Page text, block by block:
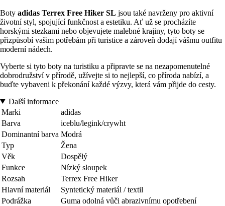
Boty adidas Terrex Free Hiker SL jsou také navrženy pro aktivní
životní styl, spojující funkčnost a estetiku. Ať už se procházíte
horskými stezkami nebo objevujete malebné krajiny, tyto boty se
přizpůsobí vašim potřebám při turistice a zároveň dodají vášmu outfitu
moderní nádech.
Vyberte si tyto boty na turistiku a připravte se na nezapomenutelné
dobrodružství v přírodě, užívejte si to nejlepší, co příroda nabízí, a
buďte vybaveni k překonání každé výzvy, která vám přijde do cesty.
Další informace
Marki
adidas
Barva
iceblu/legink/crywht
Dominantní barva Modrá
Typ
Žena
Věk
Dospělý
Funkce
Nízký sloupek
Rozsah
Terrex Free Hiker
Hlavní materiál
Syntetický materiál / textil
Podrážka
Guma odolná vůči abrazivnímu opotřebení